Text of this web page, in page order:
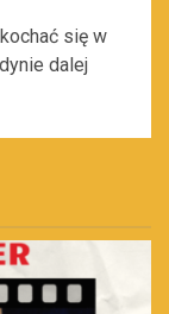
się w
dalej